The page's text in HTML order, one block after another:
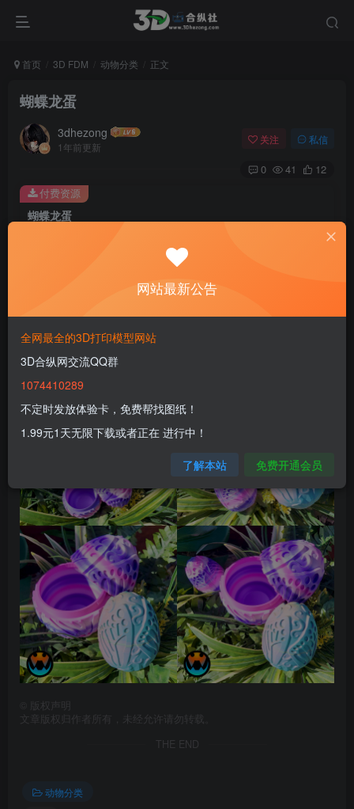
首页 3D FDM 动物分类 正文
蝴蝶龙蛋
3dhezong
1年前更新
关注 私信
0 41 12
蝴蝶龙蛋
100
免费
付费资源
版权声明
文章版权归作者所有，未经允许请勿转载。
THE END
动物分类
网站最新公告
全网最全的3D打印模型网站
3D合纵网交流QQ群
1074410289
不定时发放体验卡，免费帮找图纸！
1.99元1天无限下载或者正在 进行中！
了解本站 免费开通会员